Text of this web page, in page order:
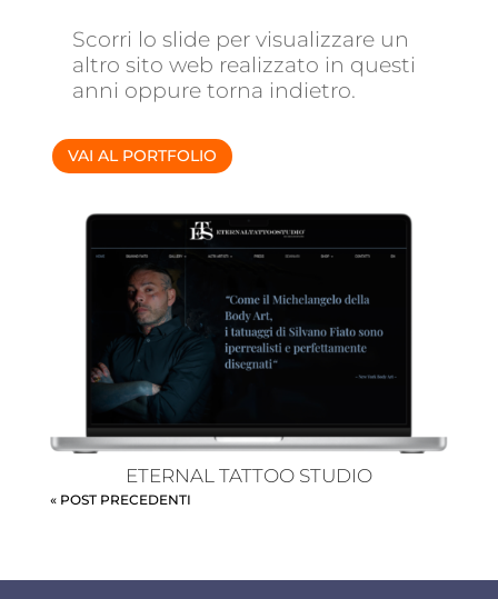
Scorri lo slide per visualizzare un
altro sito web realizzato in questi
anni oppure torna indietro.
VAI AL PORTFOLIO
ETERNAL TATTOO STUDIO
« POST PRECEDENTI